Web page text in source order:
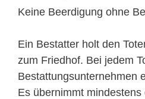
Keine Beerdigung ohne
Ein Bestatter holt den
zum Friedhof. Bei jedem
Bestattungsunternehmen
Es übernimmt